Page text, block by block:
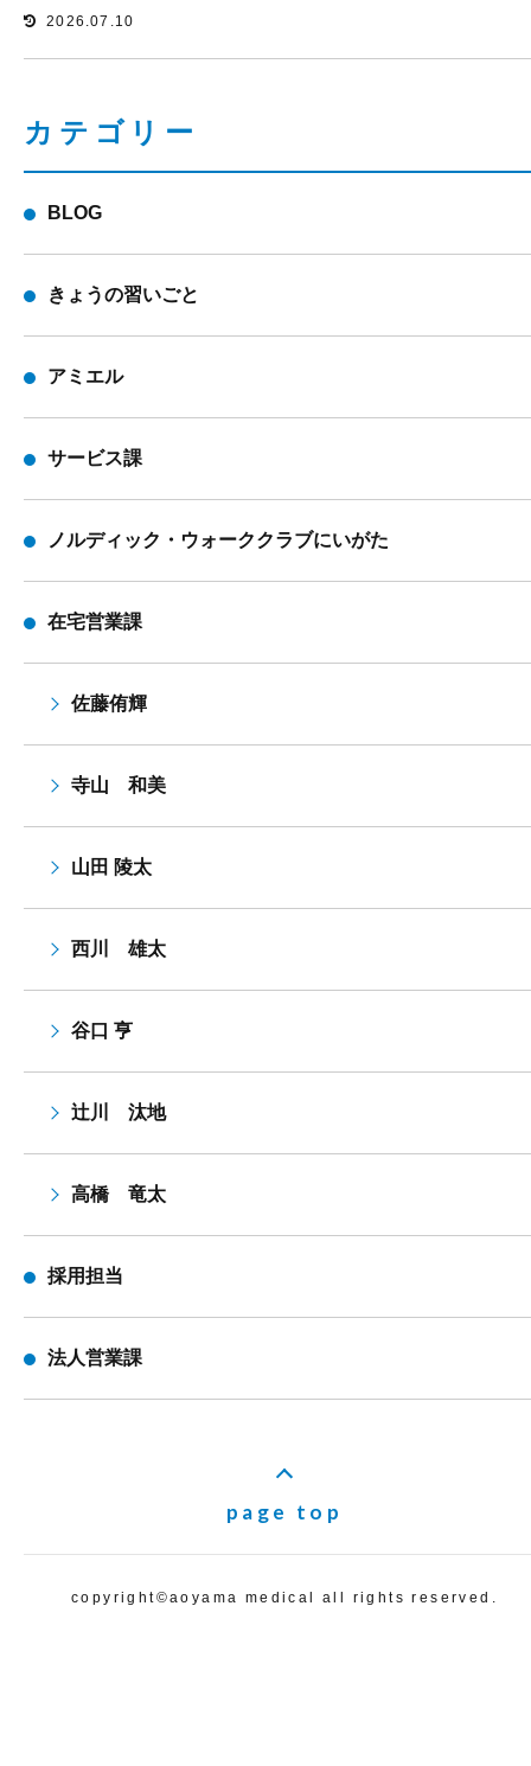
2026.07.10
カテゴリー
BLOG
きょうの習いごと
アミエル
サービス課
ノルディック・ウォーククラブにいがた
在宅営業課
佐藤侑輝
寺山 和美
山田 陵太
西川 雄太
谷口 亨
辻川 汰地
高橋 竜太
採用担当
法人営業課
page top
copyright©️aoyama medical all rights reserved.